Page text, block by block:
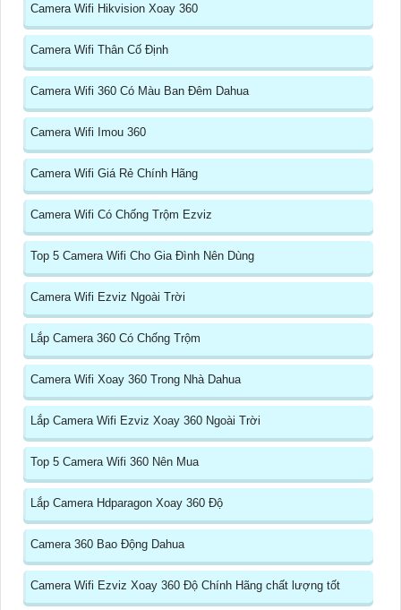
Camera Wifi Hikvision Xoay 360
Camera Wifi Thân Cố Định
Camera Wifi 360 Có Màu Ban Đêm Dahua
Camera Wifi Imou 360
Camera Wifi Giá Rẻ Chính Hãng
Camera Wifi Có Chống Trộm Ezviz
Top 5 Camera Wifi Cho Gia Đình Nên Dùng
Camera Wifi Ezviz Ngoài Trời
Lắp Camera 360 Có Chống Trộm
Camera Wifi Xoay 360 Trong Nhà Dahua
Lắp Camera Wifi Ezviz Xoay 360 Ngoài Trời
Top 5 Camera Wifi 360 Nên Mua
Lắp Camera Hdparagon Xoay 360 Độ
Camera 360 Bao Động Dahua
Camera Wifi Ezviz Xoay 360 Độ Chính Hãng chất lượng tốt